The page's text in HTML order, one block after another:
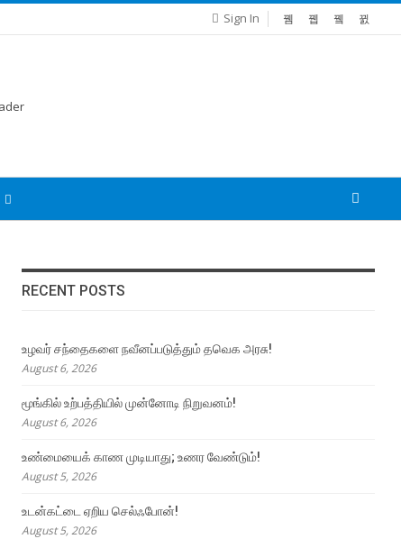
Sign In
RECENT POSTS
உழவர் சந்தைகளை நவீனப்படுத்தும் தவெக அரசு!
August 6, 2026
மூங்கில் உற்பத்தியில் முன்னோடி நிறுவனம்!
August 6, 2026
உண்மையைக் காண முடியாது; உணர வேண்டும்!
August 5, 2026
உடன்கட்டை ஏறிய செல்ஃபோன்!
August 5, 2026